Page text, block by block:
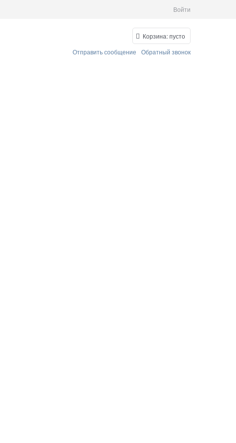
Войти
Корзина:пусто
Отправить сообщение
Обратный звонок